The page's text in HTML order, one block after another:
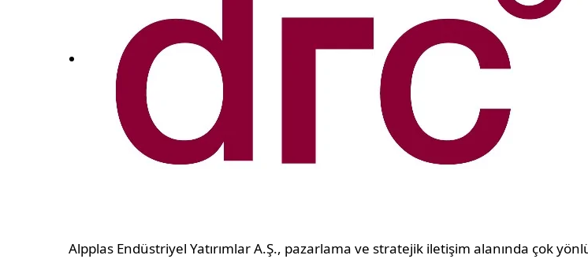
Alpplas Endüstriyel Yatırımlar A.Ş., pazarlama ve stratejik iletişim alanında çok